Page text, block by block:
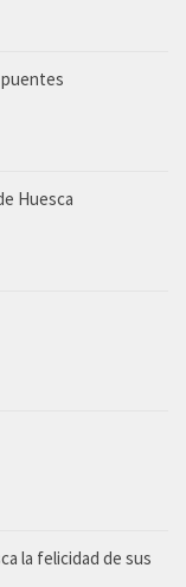
puentes
Huesca
la felicidad de sus